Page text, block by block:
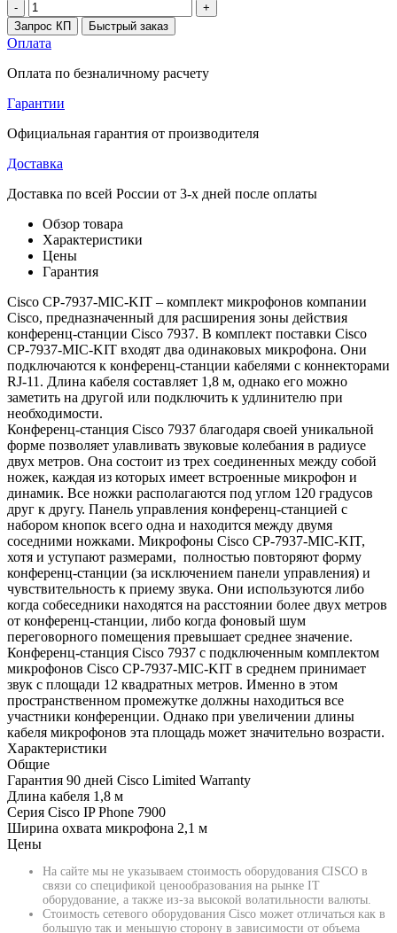
-
+
Запрос КП
Быстрый заказ
Оплата
Оплата по безналичному расчету
Гарантии
Официальная гарантия от производителя
Доставка
Доставка по всей России от 3-х дней после оплаты
Обзор товара
Характеристики
Цены
Гарантия
Cisco CP-7937-MIC-KIT – комплект микрофонов компании
Cisco, предназначенный для расширения зоны действия
конференц-станции Cisco 7937. В комплект поставки Cisco
CP-7937-MIC-KIT входят два одинаковых микрофона. Они
подключаются к конференц-станции кабелями с коннекторами
RJ-11. Длина кабеля составляет 1,8 м, однако его можно
заметить на другой или подключить к удлинителю при
необходимости.
Конференц-станция Cisco 7937 благодаря своей уникальной
форме позволяет улавливать звуковые колебания в радиусе
двух метров. Она состоит из трех соединенных между собой
ножек, каждая из которых имеет встроенные микрофон и
динамик. Все ножки располагаются под углом 120 градусов
друг к другу. Панель управления конференц-станцией с
набором кнопок всего одна и находится между двумя
соседними ножками. Микрофоны Cisco CP-7937-MIC-KIT,
хотя и уступают размерами, полностью повторяют форму
конференц-станции (за исключением панели управления) и
чувствительность к приему звука. Они используются либо
когда собеседники находятся на расстоянии более двух метров
от конференц-станции, либо когда фоновый шум
переговорного помещения превышает среднее значение.
Конференц-станция Cisco 7937 с подключенным комплектом
микрофонов Cisco CP-7937-MIC-KIT в среднем принимает
звук с площади 12 квадратных метров. Именно в этом
пространственном промежутке должны находиться все
участники конференции. Однако при увеличении длины
кабеля микрофонов эта площадь может значительно возрасти.
Характеристики
Общие
Гарантия 90 дней Cisco Limited Warranty
Длина кабеля 1,8 м
Серия Cisco IP Phone 7900
Ширина охвата микрофона 2,1 м
Цены
На сайте мы не указываем стоимость оборудования CISCO в
связи со спецификой ценообразования на рынке IT
оборудование, а также из-за высокой волатильности валюты.
Стоимость сетевого оборудования Cisco может отличаться как в
большую так и меньшую сторону в зависимости от объема